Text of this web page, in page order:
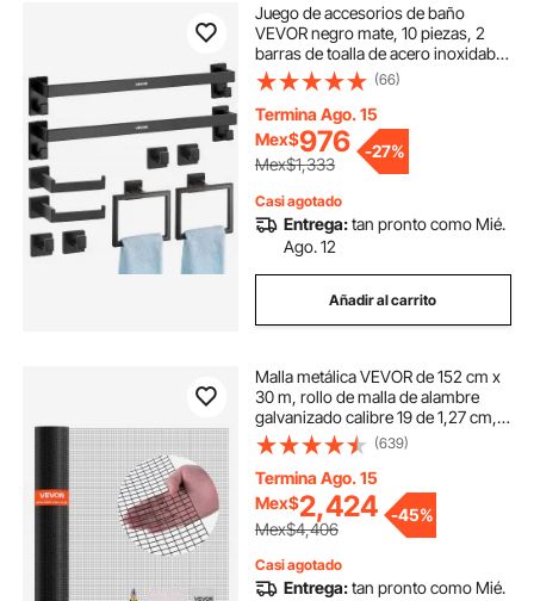
Juego de accesorios de baño
VEVOR negro mate, 10 piezas, 2
barras de toalla de acero inoxidable
de 61 cm, 2 toalleros, 4 ganchos
para toallas y 2 portarrollos de
papel higiénico para baño, montaje
en pared.
(66)
Termina Ago. 15
Mex$976
Mex$1,333
-27%
Casi agotado
Entrega:tan pronto como Mié.
Ago. 12
Añadir al carrito
Malla metálica VEVOR de 152 cm x
30 m, rollo de malla de alambre
galvanizado calibre 19 de 1,27 cm,
resistente a la intemperie, revestida
de vinilo, para cercas de gallinero,
soldada y resistente para plantas de
jardín, para jaulas de conejos y
serpientes.
(639)
Termina Ago. 15
Mex$2,424
Mex$4,406
-45%
Casi agotado
Entrega:tan pronto como Mié.